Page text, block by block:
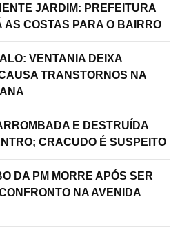
JARDIM: PREFEITURA
AS COSTAS PARA O BAIRRO
VENTANIA DEIXA
TRANSTORNOS NA
E DESTRUÍDA
CRACUDO É SUSPEITO
DA PM MORRE APÓS SER
NA AVENIDA